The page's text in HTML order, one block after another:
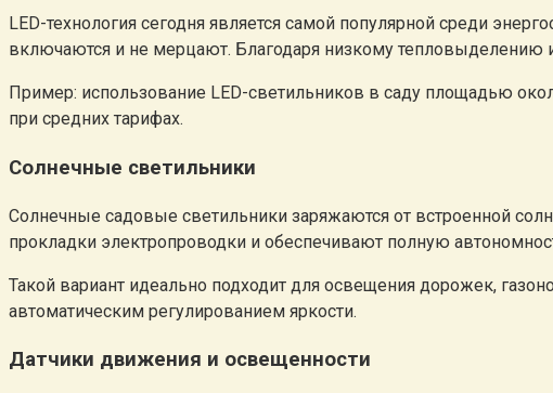
LED-технология сегодня является самой популярной среди
включаются и не мерцают. Благодаря низкому тепловыделению
Пример: использование LED-светильников в саду площадью
при средних тарифах.
Солнечные светильники
Солнечные садовые светильники заряжаются от встроенной
прокладки электропроводки и обеспечивают полную
Такой вариант идеально подходит для освещения дорожек,
автоматическим регулированием яркости.
Датчики движения и освещенности